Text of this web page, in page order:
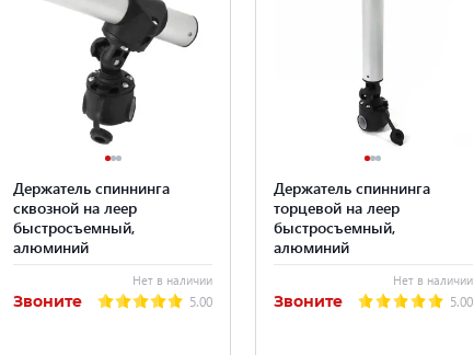
Держатель спиннинга
сквозной на леер
быстросъемный,
алюминий
Нет в наличии
Звоните 5.00
Держатель спиннинга
торцевой на леер
быстросъемный,
алюминий
Нет в наличии
Звоните 5.00